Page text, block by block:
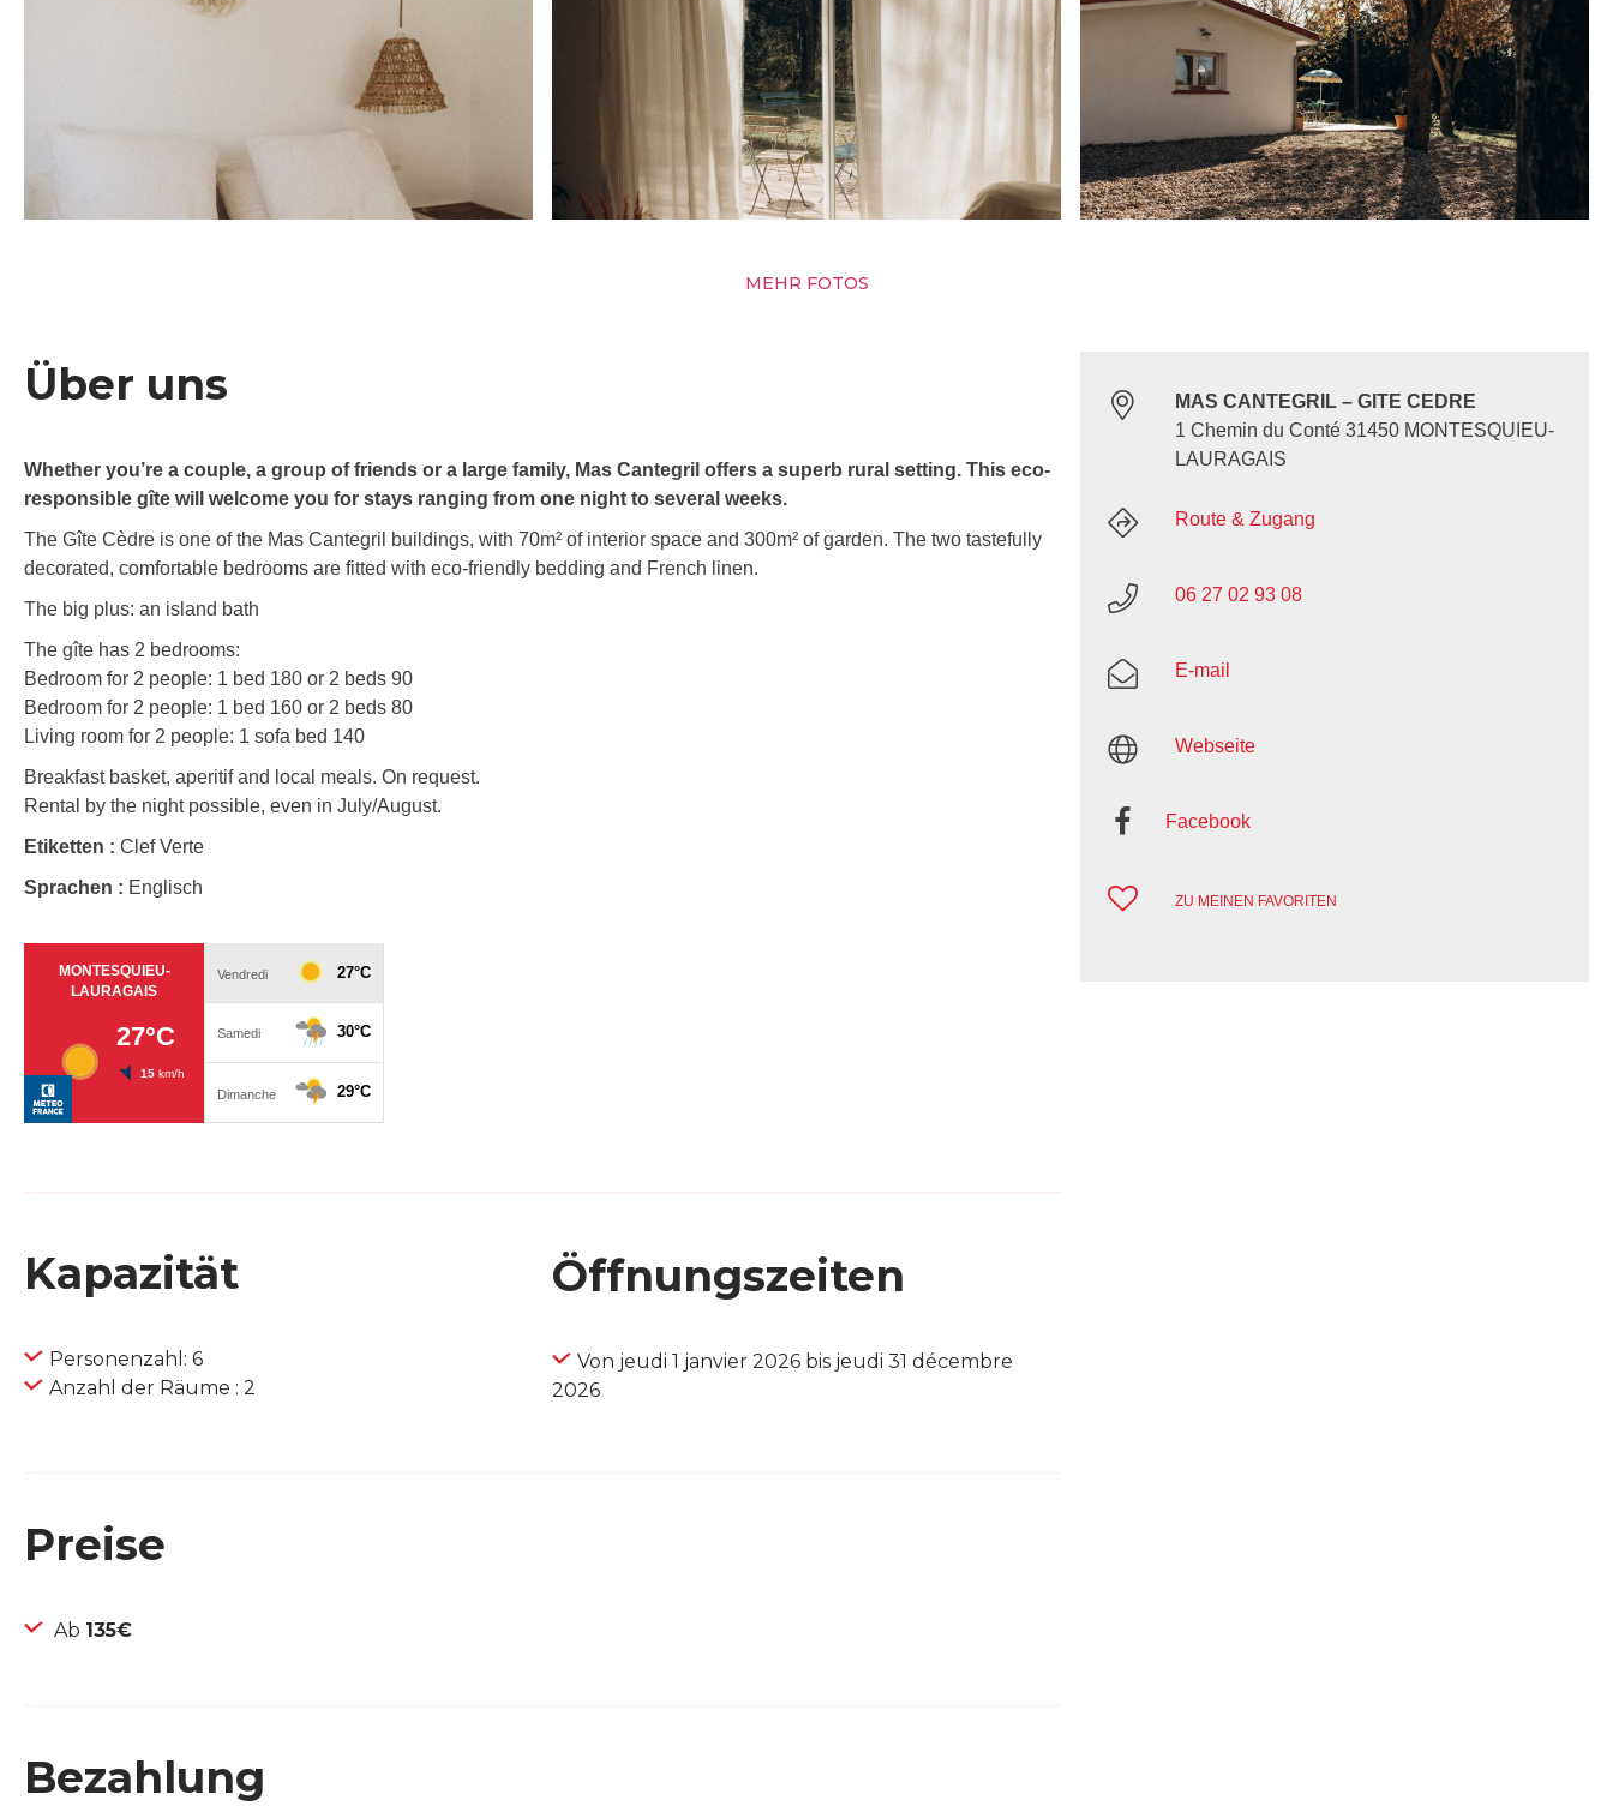
MEHR FOTOS
Über uns
Whether you’re a couple, a group of friends or a large family, Mas Cantegril offers a superb rural setting. This eco-
responsible gîte will welcome you for stays ranging from one night to several weeks.
The Gîte Cèdre is one of the Mas Cantegril buildings, with 70m² of interior space and 300m² of garden. The two tastefully
decorated, comfortable bedrooms are fitted with eco-friendly bedding and French linen.
The big plus: an island bath
The gîte has 2 bedrooms:
Bedroom for 2 people: 1 bed 180 or 2 beds 90
Bedroom for 2 people: 1 bed 160 or 2 beds 80
Living room for 2 people: 1 sofa bed 140
Breakfast basket, aperitif and local meals. On request.
Rental by the night possible, even in July/August.
Etiketten : Clef Verte
Sprachen : Englisch
Kapazität
Personenzahl: 6
Anzahl der Räume : 2
Öffnungszeiten
Von jeudi 1 janvier 2026 bis jeudi 31 décembre
2026
Preise
Ab 135€
Bezahlung
MAS CANTEGRIL – GITE CEDRE
1 Chemin du Conté 31450 MONTESQUIEU-
LAURAGAIS
Route & Zugang
06 27 02 93 08
E-mail
Webseite
Facebook
ZU MEINEN FAVORITEN